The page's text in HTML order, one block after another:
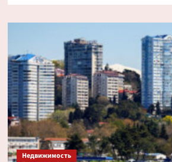
Недвижимость